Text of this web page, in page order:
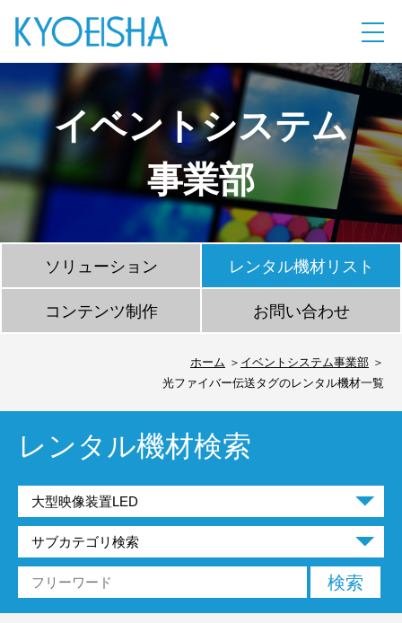
イベントシステム
事業部
ソリューション レンタル機材リスト
コンテンツ制作 お問い合わせ
ホーム
イベントシステム事業部
光ファイバー伝送タグのレンタル機材一覧
レンタル機材検索